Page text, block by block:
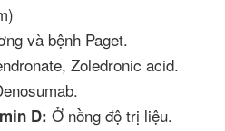
và bệnh Paget.
Zoledronic acid.
D: Ở nồng độ trị liệu.